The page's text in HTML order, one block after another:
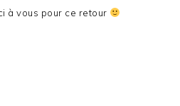
à vous pour ce retour